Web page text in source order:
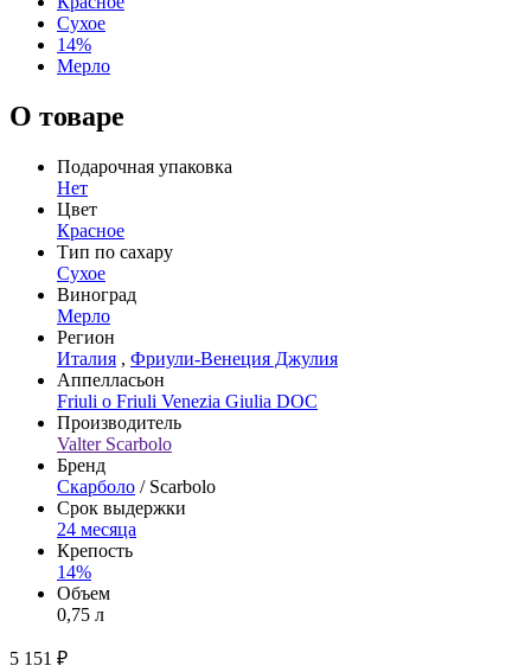
Сухое
14%
Мерло
О товаре
Подарочная упаковка
Нет
Цвет
Красное
Тип по сахару
Сухое
Виноград
Мерло
Регион
Италия , Фриули-Венеция Джулия
Аппелласьон
Friuli o Friuli Venezia Giulia DOC
Производитель
Valter Scarbolo
Бренд
Скарболо / Scarbolo
Срок выдержки
24 месяца
Крепость
14%
Объем
0,75 л
5 151 ₽